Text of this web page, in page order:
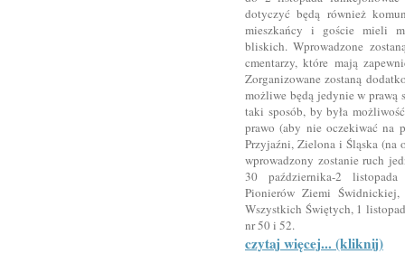
dotyczyć będą również
mieszkańcy i goście mieli
bliskich. Wprowadzone
cmentarzy, które mają
Zorganizowane zostaną
możliwe będą jedynie w prawą
taki sposób, by była
prawo (aby nie oczekiwać na
Przyjaźni, Zielona i Śląska
wprowadzony zostanie ruch
30 października-2
Pionierów Ziemi
Wszystkich Świętych, 1
nr 50 i 52.
czytaj więcej... (kliknij)